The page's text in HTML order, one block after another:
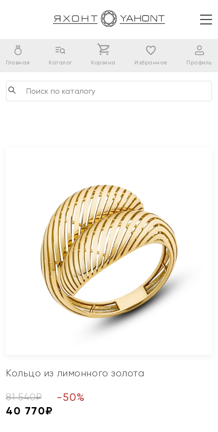
Главная Каталог Корзина Избранное Профиль
Кольцо из лимонного золота
81 540₽ -50%
40 770₽